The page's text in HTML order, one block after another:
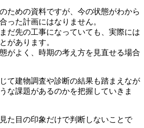
ための資料ですが、今の状態がわから
った計画にはなりません。
だ先の工事になっていても、実際には
があります。
がよく、時期の考え方を見直せる場合
て建物調査や診断の結果も踏まえなが
な課題があるのかを把握していきま
た目の印象だけで判断しないことで